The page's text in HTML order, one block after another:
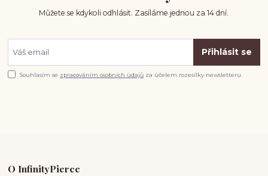
Můžete se kdykoli odhlásit. Zasíláme jednou za 14 dní.
Přihlásit se
Souhlasím se zpracováním osobních údajů za účelem rozesílky newsletteru.
O InfinityPierce